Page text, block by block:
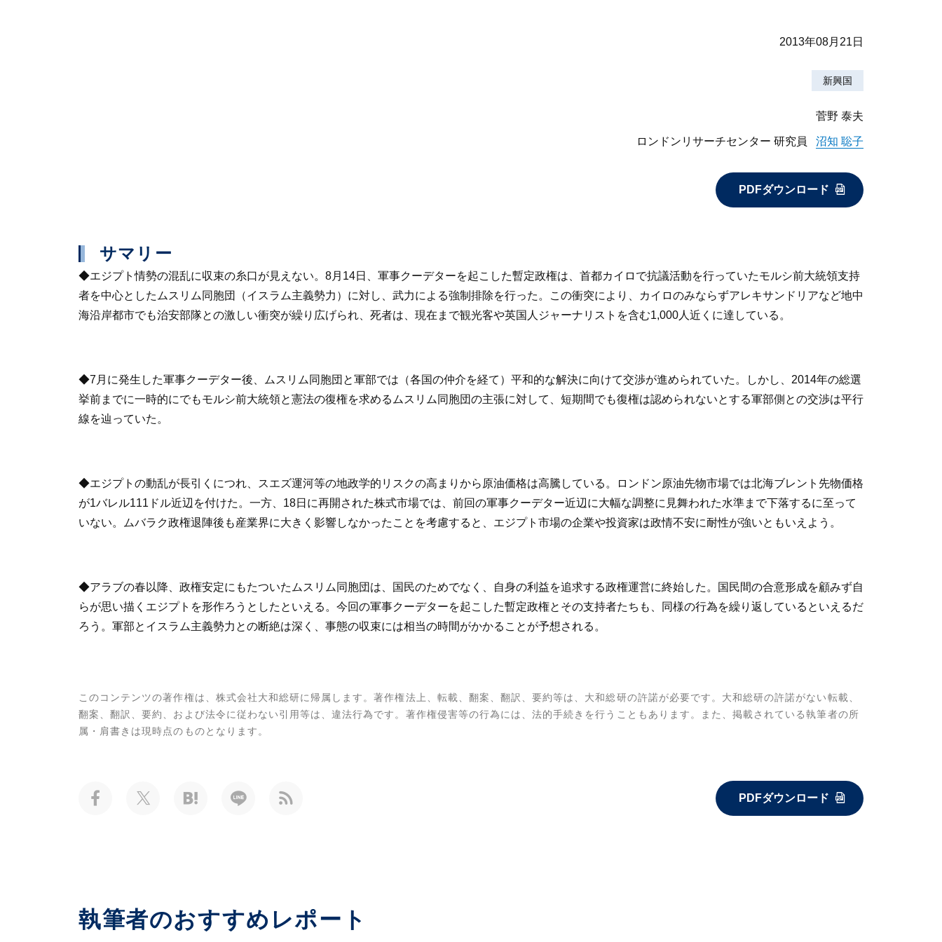
2013年08月21日
新興国
菅野 泰夫
ロンドンリサーチセンター 研究員 沼知 聡子
PDFダウンロード
サマリー
◆エジプト情勢の混乱に収束の糸口が見えない。8月14日、軍事クーデターを起こした暫定政権は、首都カイロで抗議活動を行っていたモルシ前大統領支持
者を中心としたムスリム同胞団（イスラム主義勢力）に対し、武力による強制排除を行った。この衝突により、カイロのみならずアレキサンドリアなど地中
海沿岸都市でも治安部隊との激しい衝突が繰り広げられ、死者は、現在まで観光客や英国人ジャーナリストを含む1,000人近くに達している。
◆7月に発生した軍事クーデター後、ムスリム同胞団と軍部では（各国の仲介を経て）平和的な解決に向けて交渉が進められていた。しかし、2014年の総選
挙前までに一時的にでもモルシ前大統領と憲法の復権を求めるムスリム同胞団の主張に対して、短期間でも復権は認められないとする軍部側との交渉は平行
線を辿っていた。
◆エジプトの動乱が長引くにつれ、スエズ運河等の地政学的リスクの高まりから原油価格は高騰している。ロンドン原油先物市場では北海ブレント先物価格
が1バレル111ドル近辺を付けた。一方、18日に再開された株式市場では、前回の軍事クーデター近辺に大幅な調整に見舞われた水準まで下落するに至って
いない。ムバラク政権退陣後も産業界に大きく影響しなかったことを考慮すると、エジプト市場の企業や投資家は政情不安に耐性が強いともいえよう。
◆アラブの春以降、政権安定にもたついたムスリム同胞団は、国民のためでなく、自身の利益を追求する政権運営に終始した。国民間の合意形成を顧みず自
らが思い描くエジプトを形作ろうとしたといえる。今回の軍事クーデターを起こした暫定政権とその支持者たちも、同様の行為を繰り返しているといえるだ
ろう。軍部とイスラム主義勢力との断絶は深く、事態の収束には相当の時間がかかることが予想される。
このコンテンツの著作権は、株式会社大和総研に帰属します。著作権法上、転載、翻案、翻訳、要約等は、大和総研の許諾が必要です。大和総研の許諾がない転載、
翻案、翻訳、要約、および法令に従わない引用等は、違法行為です。著作権侵害等の行為には、法的手続きを行うこともあります。また、掲載されている執筆者の所
属・肩書きは現時点のものとなります。
PDFダウンロード
執筆者のおすすめレポート